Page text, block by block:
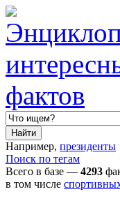
Например, президенты
Поиск по тегам
Всего в базе — 4293
в том числе